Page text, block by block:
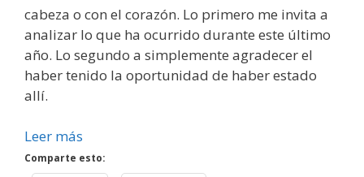
cabeza o con el corazón. Lo primero me invita a
analizar lo que ha ocurrido durante este último
año. Lo segundo a simplemente agradecer el
haber tenido la oportunidad de haber estado
allí.
Leer más
Comparte esto: